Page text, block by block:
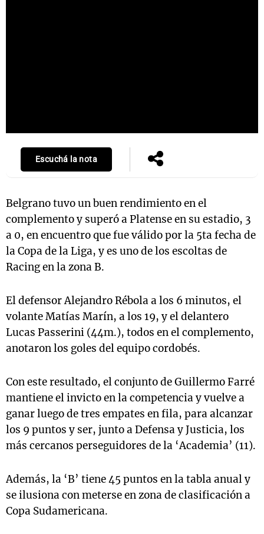
Escuchá la nota
Belgrano tuvo un buen rendimiento en el
complemento y superó a Platense en su estadio, 3
a 0, en encuentro que fue válido por la 5ta fecha de
la Copa de la Liga, y es uno de los escoltas de
Racing en la zona B.
El defensor Alejandro Rébola a los 6 minutos, el
volante Matías Marín, a los 19, y el delantero
Lucas Passerini (44m.), todos en el complemento,
anotaron los goles del equipo cordobés.
Con este resultado, el conjunto de Guillermo Farré
mantiene el invicto en la competencia y vuelve a
ganar luego de tres empates en fila, para alcanzar
los 9 puntos y ser, junto a Defensa y Justicia, los
más cercanos perseguidores de la ‘Academia’ (11).
Además, la ‘B’ tiene 45 puntos en la tabla anual y
se ilusiona con meterse en zona de clasificación a
Copa Sudamericana.